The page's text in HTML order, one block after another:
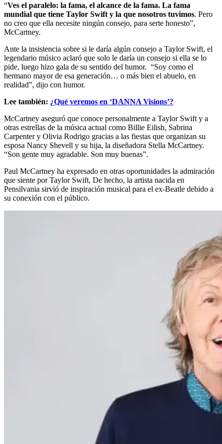
“Ves el paralelo: la fama, el alcance de la fama. La fama
mundial que tiene Taylor Swift y la que nosotros tuvimos. Pero
no creo que ella necesite ningún consejo, para serte honesto”,
McCartney.
Ante la insistencia sobre si le daría algún consejo a Taylor Swift, el
legendario músico aclaró que solo le daría un consejo si ella se lo
pide, luego hizo gala de su sentido del humor. “Soy como el
hermano mayor de esa generación… o más bien el abuelo, en
realidad”, dijo con humor.
Lee también: ¿Qué veremos en ‘DANNA Visions’?
McCartney aseguró que conoce personalmente a Taylor Swift y a
otras estrellas de la música actual como Billie Eilish, Sabrina
Carpenter y Olivia Rodrigo gracias a las fiestas que organizan su
esposa Nancy Shevell y su hija, la diseñadora Stella McCartney.
“Son gente muy agradable. Son muy buenas”.
Paul McCartney ha expresado en otras oportunidades la admiración
que siente por Taylor Swift, De hecho, la artista nacida en
Pensilvania sirvió de inspiración musical para el ex-Beatle debido a
su conexión con el público.